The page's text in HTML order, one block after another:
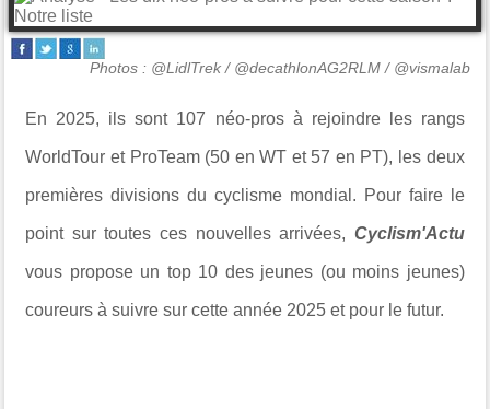
Photos : @LidlTrek / @decathlonAG2RLM / @vismalab
En 2025, ils sont 107 néo-pros à rejoindre les rangs
WorldTour et ProTeam (50 en WT et 57 en PT), les deux
premières divisions du cyclisme mondial. Pour faire le
point sur toutes ces nouvelles arrivées, Cyclism'Actu
vous propose un top 10 des jeunes (ou moins jeunes)
coureurs à suivre sur cette année 2025 et pour le futur.